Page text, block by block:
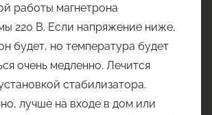
работы магнетрона
220 В. Если напряжение ниже,
будет, но температура будет
очень медленно. Лечится
стабилизатора.
лучше на входе в дом или